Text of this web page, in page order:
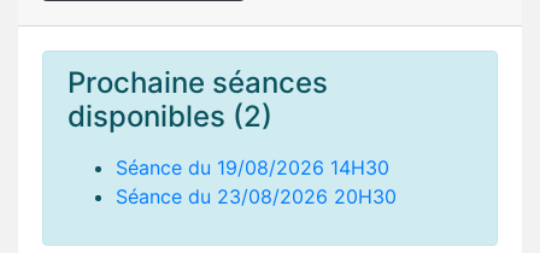
Prochaine séances
disponibles (2)
Séance du 19/08/2026 14H30
Séance du 23/08/2026 20H30